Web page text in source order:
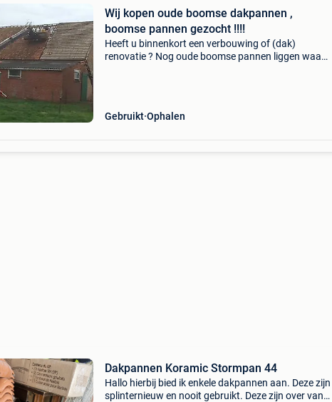
Wij kopen oude boomse dakpannen ,
boomse pannen gezocht !!!!
Heeft u binnenkort een verbouwing of (dak)
renovatie ? Nog oude boomse pannen liggen waar
Gebruikt Ophalen
Dakpannen Koramic Stormpan 44
Hallo hierbij bied ik enkele dakpannen aan. Deze zijn
splinternieuw en nooit gebruikt. Deze zijn over van